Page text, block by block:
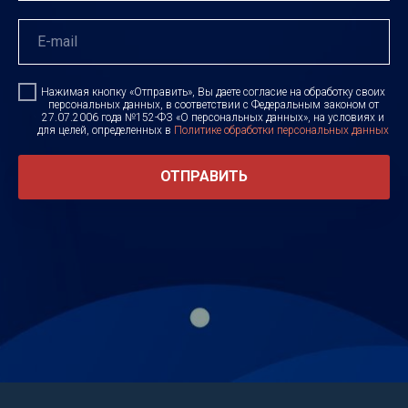
Нажимая кнопку «Отправить», Вы даете согласие на обработку своих
персональных данных, в соответствии с Федеральным законом от
27.07.2006 года №152-ФЗ «О персональных данных», на условиях и
для целей, определенных в Политике обработки персональных данных
ОТПРАВИТЬ